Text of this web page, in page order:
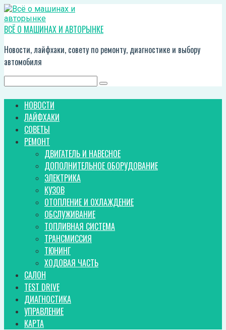
Перейти
к
контенту
ВСЁ О МАШИНАХ И АВТОРЫНКЕ
Новости, лайфхаки, совету по ремонту, диагностике и выбору
автомобиля
НОВОСТИ
ЛАЙФХАКИ
СОВЕТЫ
РЕМОНТ
ДВИГАТЕЛЬ И НАВЕСНОЕ
ДОПОЛНИТЕЛЬНОЕ ОБОРУДОВАНИЕ
ЭЛЕКТРИКА
КУЗОВ
ОТОПЛЕНИЕ И ОХЛАЖДЕНИЕ
ОБСЛУЖИВАНИЕ
ТОПЛИВНАЯ СИСТЕМА
ТРАНСМИССИЯ
ТЮНИНГ
ХОДОВАЯ ЧАСТЬ
САЛОН
TEST DRIVE
ДИАГНОСТИКА
УПРАВЛЕНИЕ
КАРТА